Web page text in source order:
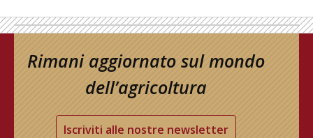
Rimani aggiornato sul mondo
dell’agricoltura
Iscriviti alle nostre newsletter